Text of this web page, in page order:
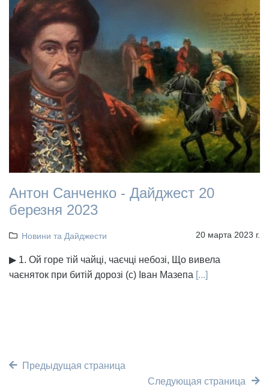
Антон Санченко - Дайджест 20
березня 2023
Новини та Дайджести 20 марта 2023 г.
▶ 1. Ой горе тій чайці, чаєчці небозі, Що вивела
чаєняток при битій дорозі (с) Іван Мазепа [...]
Предыдущая страница
Следующая страница